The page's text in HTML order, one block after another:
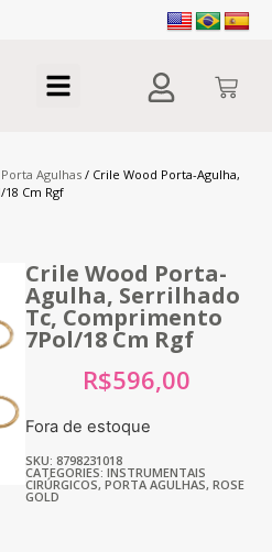
Porta Agulhas / Crile Wood Porta-Agulha,
Cm Rgf
Crile Wood Porta-
Agulha, Serrilhado
Tc, Comprimento
7Pol/18 Cm Rgf
R$596,00
Fora de estoque
SKU: 8798231018
CATEGORIES: INSTRUMENTAIS
CIRÚRGICOS, PORTA AGULHAS, ROSE
GOLD